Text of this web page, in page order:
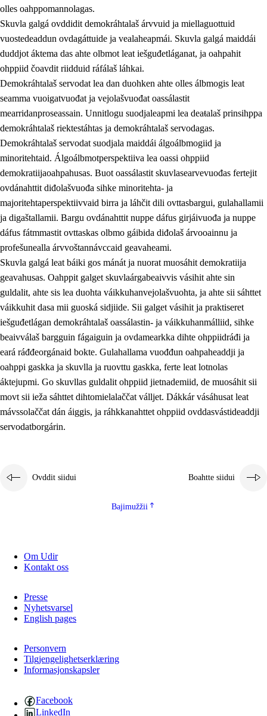
1.2 Identitehta ja kultuvrralaš girjáivuohta
1.3 Kritihkalaš jurddašeapmi ja ehtalaš diđolašvuohta
1.4 Hutkanillu, beroštupmi ja suokkardanhuovva
1.5 Luondduákten ja birasdiđolašvuohta
1.6 Demokratiija ja mielváikkuheapmi
olles oahppomannolagas.
Skuvla galgá ovddidit demokráhtalaš árvvuid ja miellaguottuid
vuostedeaddun ovdagáttuide ja vealaheapmái. Skuvla galgá maiddái
duddjot áktema das ahte olbmot leat iešguđetláganat, ja oahpahit
ohppiid čoavdit riidduid ráfálaš láhkai.
Demokráhtalaš servodat lea dan duohken ahte olles álbmogis leat
seamma vuoigatvuođat ja vejolašvuođat oassálastit
mearridanproseassain. Unnitlogu suodjaleapmi lea deaŧalaš prinsihppa
demokráhtalaš riektestáhtas ja demokráhtalaš servodagas.
Demokráhtalaš servodat suodjala maiddái álgoálbmogiid ja
minoritehtaid. Álgoálbmotperspektiiva lea oassi ohppiid
demokratiijaoahpahusas. Buot oassálastit skuvlasearvevuođas fertejit
ovdánahttit diđolašvuođa sihke minoritehta- ja
majoritehtaperspektiivvaid birra ja láhčit dili ovttasbargui, gulahallamii
ja digaštallamii. Bargu ovdánahttit nuppe dáfus girjáivuođa ja nuppe
dáfus fátmmastit ovttaskas olbmo gáibida diđolaš árvooainnu ja
profešunealla árvvoštannávccaid geavaheami.
Skuvla galgá leat báiki gos mánát ja nuorat muosáhit demokratiija
geavahusas. Oahppit galget skuvlaárgabeaivvis vásihit ahte sin
guldalit, ahte sis lea duohta váikkuhanvejolašvuohta, ja ahte sii sáhttet
váikkuhit dasa mii guoská sidjiide. Sii galget vásihit ja praktiseret
iešguđetlágan demokráhtalaš oassálastin- ja váikkuhanmálliid, sihke
beaivválaš bargguin fágaiguin ja ovdamearkka dihte ohppiidráđi ja
eará ráđđeorgánaid bokte. Gulahallama vuođđun oahpaheaddji ja
oahppi gaskka ja skuvlla ja ruovttu gaskka, ferte leat lotnolas
áktejupmi. Go skuvllas guldalit ohppiid jietnademiid, de muosáhit sii
movt sii ieža sáhttet dihtomielalaččat válljet. Dákkár vásáhusat leat
mávssolaččat dán áiggis, ja ráhkkanahttet ohppiid ovddasvástideaddji
servodatborgárin.
Ovddit siidui Boahtte siidui
Bajimužžii
Om Udir
Kontakt oss
Presse
Nyhetsvarsel
English pages
Personvern
Tilgjengelighetserklæring
Informasjonskapsler
Facebook
LinkedIn